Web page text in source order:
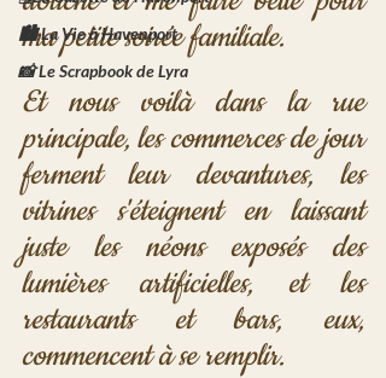
🏙️ La Vie à Havenport
📸 Le Scrapbook de Lyra
ma petite soirée familiale.
Et nous voilà dans la rue
principale, les commerces de jour
ferment leur devantures, les
vitrines s'éteignent en laissant
juste les néons exposés des
lumières artificielles, et les
restaurants et bars, eux,
commencent à se remplir.